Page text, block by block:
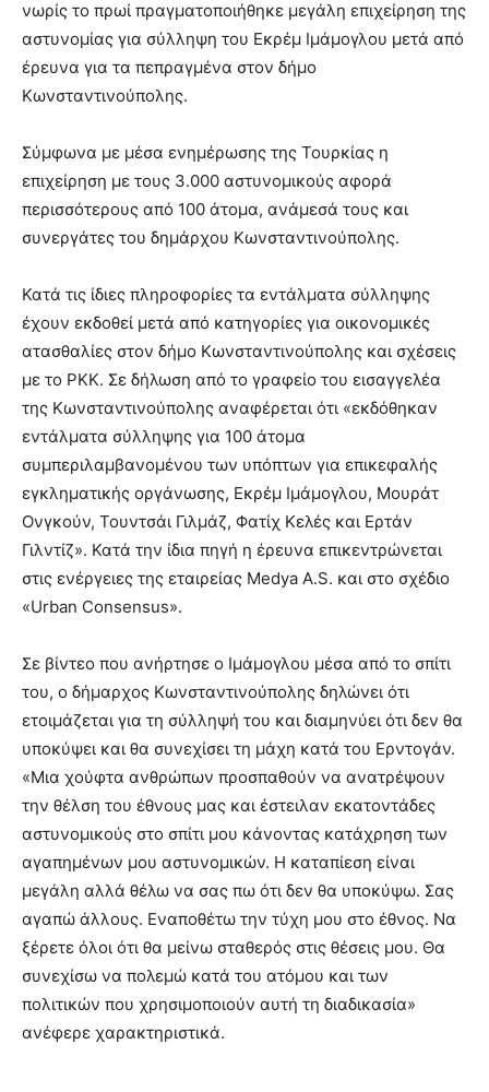
νωρίς το πρωί πραγματοποιήθηκε μεγάλη επιχείρηση της
αστυνομίας για σύλληψη του Εκρέμ Ιμάμογλου μετά από
έρευνα για τα πεπραγμένα στον δήμο
Κωνσταντινούπολης.
Σύμφωνα με μέσα ενημέρωσης της Τουρκίας η
επιχείρηση με τους 3.000 αστυνομικούς αφορά
περισσότερους από 100 άτομα, ανάμεσά τους και
συνεργάτες του δημάρχου Κωνσταντινούπολης.
Κατά τις ίδιες πληροφορίες τα εντάλματα σύλληψης
έχουν εκδοθεί μετά από κατηγορίες για οικονομικές
ατασθαλίες στον δήμο Κωνσταντινούπολης και σχέσεις
με το ΡΚΚ. Σε δήλωση από το γραφείο του εισαγγελέα
της Κωνσταντινούπολης αναφέρεται ότι «εκδόθηκαν
εντάλματα σύλληψης για 100 άτομα
συμπεριλαμβανομένου των υπόπτων για επικεφαλής
εγκληματικής οργάνωσης, Εκρέμ Ιμάμογλου, Μουράτ
Ονγκούν, Τουντσάι Γιλμάζ, Φατίχ Κελές και Ερτάν
Γιλντίζ». Κατά την ίδια πηγή η έρευνα επικεντρώνεται
στις ενέργειες της εταιρείας Medya A.S. και στο σχέδιο
«Urban Consensus».
Σε βίντεο που ανήρτησε ο Ιμάμογλου μέσα από το σπίτι
του, ο δήμαρχος Κωνσταντινούπολης δηλώνει ότι
ετοιμάζεται για τη σύλληψή του και διαμηνύει ότι δεν θα
υποκύψει και θα συνεχίσει τη μάχη κατά του Ερντογάν.
«Μια χούφτα ανθρώπων προσπαθούν να ανατρέψουν
την θέλση του έθνους μας και έστειλαν εκατοντάδες
αστυνομικούς στο σπίτι μου κάνοντας κατάχρηση των
αγαπημένων μου αστυνομικών. Η καταπίεση είναι
μεγάλη αλλά θέλω να σας πω ότι δεν θα υποκύψω. Σας
αγαπώ άλλους. Εναποθέτω την τύχη μου στο έθνος. Να
ξέρετε όλοι ότι θα μείνω σταθερός στις θέσεις μου. Θα
συνεχίσω να πολεμώ κατά του ατόμου και των
πολιτικών που χρησιμοποιούν αυτή τη διαδικασία»
ανέφερε χαρακτηριστικά.